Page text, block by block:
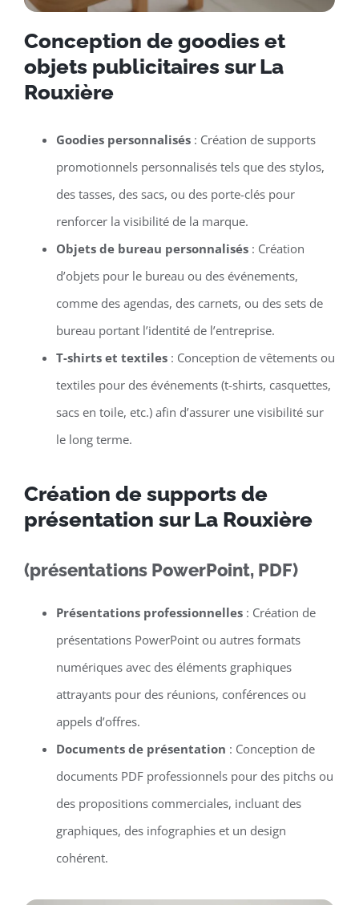
Conception de goodies et
objets publicitaires sur La
Rouxière
Goodies personnalisés: Création de supports
promotionnels personnalisés tels que des stylos,
des tasses, des sacs, ou des porte-clés pour
renforcer la visibilité de la marque.
Objets de bureau personnalisés: Création
d’objets pour le bureau ou des événements,
comme des agendas, des carnets, ou des sets de
bureau portant l’identité de l’entreprise.
T-shirts et textiles: Conception de vêtements ou
textiles pour des événements (t-shirts, casquettes,
sacs en toile, etc.) afin d’assurer une visibilité sur
le long terme.
Création de supports de
présentation sur La Rouxière
(présentations PowerPoint, PDF)
Présentations professionnelles: Création de
présentations PowerPoint ou autres formats
numériques avec des éléments graphiques
attrayants pour des réunions, conférences ou
appels d’offres.
Documents de présentation : Conception de
documents PDF professionnels pour des pitchs ou
des propositions commerciales, incluant des
graphiques, des infographies et un design
cohérent.